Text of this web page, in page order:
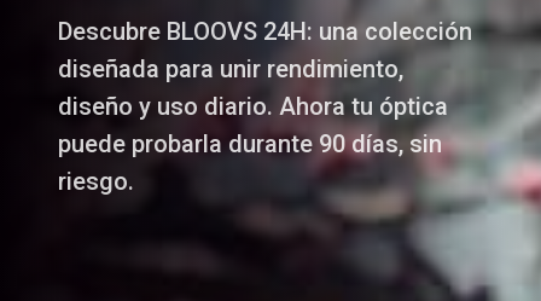
Descubre BLOOVS 24H: una colección
diseñada para unir rendimiento,
diseño y uso diario. Ahora tu óptica
puede probarla durante 90 días, sin
riesgo.